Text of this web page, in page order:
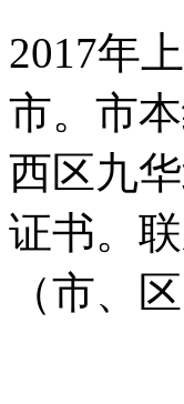
2017年
市。市
西区九
证书。
（市、